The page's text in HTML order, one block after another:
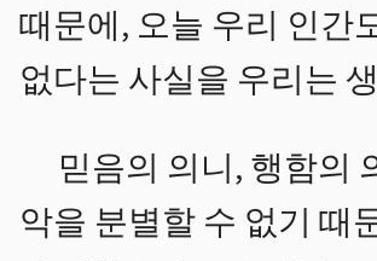
때문에, 오늘 우리 인간
없다는 사실을 우리는
믿음의 의니, 행함의
악을 분별할 수 없기 때